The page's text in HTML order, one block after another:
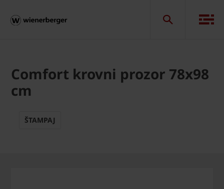
Comfort krovni prozor 78x98
cm
ŠTAMPAJ